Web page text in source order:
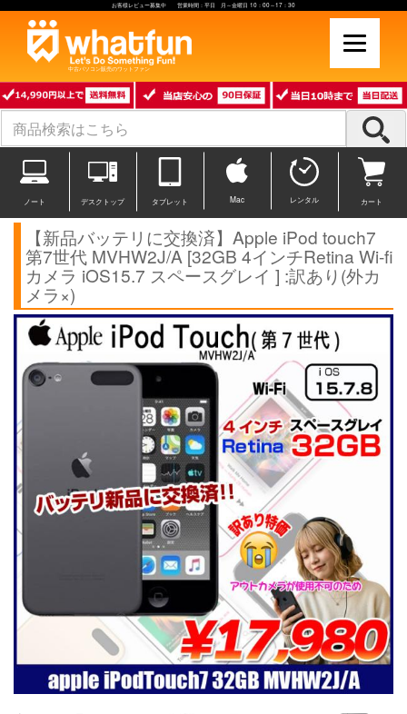
お客様レビュー募集中 営業時間：平日 月～金曜日 10：00～17：30
中古パソコン販売のワットファン
ノート デスクトップ タブレット Mac レンタル カート
【新品バッテリに交換済】Apple iPod touch7
第7世代 MVHW2J/A [32GB 4インチRetina Wi-fi
カメラ iOS15.7 スペースグレイ ] :訳あり(外カ
メラ×)